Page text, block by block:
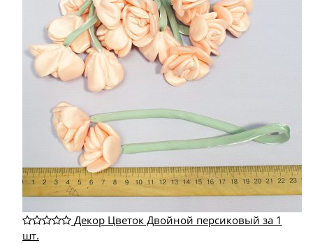
Декор Цветок Двойной персиковый за 1
шт.